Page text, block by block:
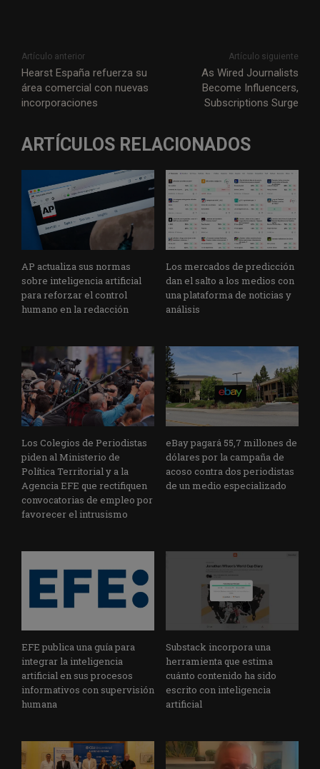
Artículo anterior
Hearst España refuerza su
área comercial con nuevas
incorporaciones
Artículo siguiente
As Wired Journalists
Become Influencers,
Subscriptions Surge
ARTÍCULOS RELACIONADOS
AP actualiza sus normas
sobre inteligencia artificial
para reforzar el control
humano en la redacción
Los mercados de predicción
dan el salto a los medios con
una plataforma de noticias y
análisis
Los Colegios de Periodistas
piden al Ministerio de
Política Territorial y a la
Agencia EFE que rectifiquen
convocatorias de empleo por
favorecer el intrusismo
eBay pagará 55,7 millones de
dólares por la campaña de
acoso contra dos periodistas
de un medio especializado
EFE publica una guía para
integrar la inteligencia
artificial en sus procesos
informativos con supervisión
humana
Substack incorpora una
herramienta que estima
cuánto contenido ha sido
escrito con inteligencia
artificial